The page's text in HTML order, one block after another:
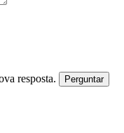
resposta.